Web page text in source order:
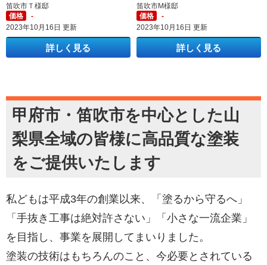
笛吹市Ｔ様邸
価格
-
2023年10月16日 更新
詳しく見る
笛吹市M様邸
価格
-
2023年10月16日 更新
詳しく見る
甲府市・笛吹市を中心とした山
梨県全域の皆様に高品質な塗装
をご提供いたします
私どもは平成3年の創業以来、「塗るから守るへ」
「手抜き工事は絶対許さない」「小さな一流企業」
を目指し、事業を展開してまいりました。
塗装の技術はもちろんのこと、今必要とされている